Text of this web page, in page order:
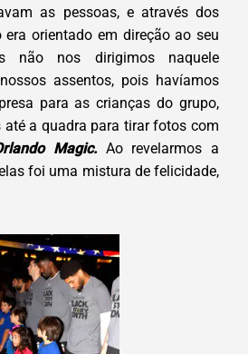
as pessoas, e através dos
era orientado em direção ao seu
não nos dirigimos naquele
assentos, pois havíamos
para as crianças do grupo,
a quadra para tirar fotos com
Magic. Ao revelarmos a
foi uma mistura de felicidade,